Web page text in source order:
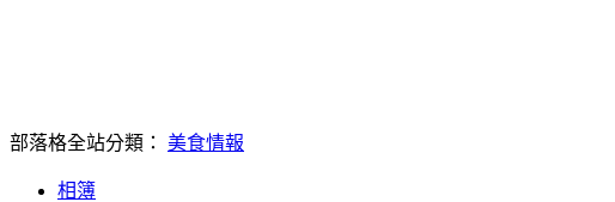
部落格全站分類： 美食情報
相簿